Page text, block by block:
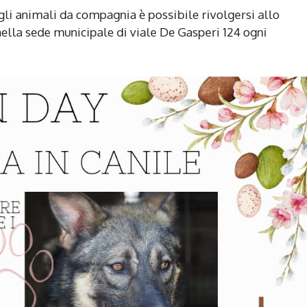
animali da compagnia è possibile rivolgersi allo
sede municipale di viale De Gasperi 124 ogni